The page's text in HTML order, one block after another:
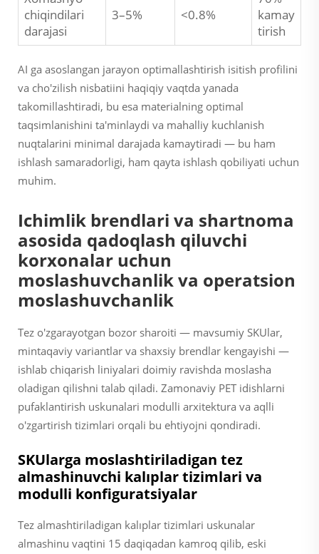
chiqindilari
darajasi
3–5% <0.8%
kamay
tirish
AI ga asoslangan jarayon optimallashtirish isitish profilini
va cho'zilish nisbatiini haqiqiy vaqtda yanada
takomillashtiradi, bu esa materialning optimal
taqsimlanishini ta'minlaydi va mahalliy kuchlanish
nuqtalarini minimal darajada kamaytiradi — bu ham
ishlash samaradorligi, ham qayta ishlash qobiliyati uchun
muhim.
Ichimlik brendlari va shartnoma
asosida qadoqlash qiluvchi
korxonalar uchun
moslashuvchanlik va operatsion
moslashuvchanlik
Tez o'zgarayotgan bozor sharoiti — mavsumiy SKUlar,
mintaqaviy variantlar va shaxsiy brendlar kengayishi —
ishlab chiqarish liniyalari doimiy ravishda moslasha
oladigan qilishni talab qiladi. Zamonaviy PET idishlarni
pufaklantirish uskunalari modulli arxitektura va aqlli
o'zgartirish tizimlari orqali bu ehtiyojni qondiradi.
SKUlarga moslashtiriladigan tez
almashinuvchi kalıplar tizimlari va
modulli konfiguratsiyalar
Tez almashtiriladigan kalıplar tizimlari uskunalar
almashinu vaqtini 15 daqiqadan kamroq qilib, eski